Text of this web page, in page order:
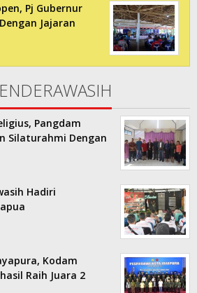
Pj Gubernur
Jajaran
Pangdam
Silaturahmi Dengan
Hadiri
Kodam
Raih Juara 2